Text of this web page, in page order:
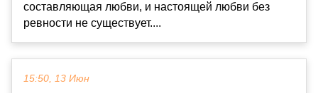
составляющая любви, и настоящей любви без
ревности не существует....
15:50, 13 Июн